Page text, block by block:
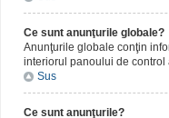
Ce sunt anunţurile globale?
Anunţurile globale conţin
interiorul panoului de
Sus
Ce sunt anunţurile?